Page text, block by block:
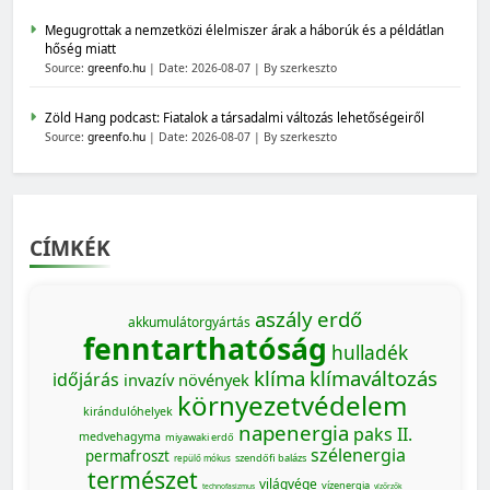
Megugrottak a nemzetközi élelmiszer árak a háborúk és a példátlan
hőség miatt
Source: greenfo.hu Date: 2026-08-07 By szerkeszto
Zöld Hang podcast: Fiatalok a társadalmi változás lehetőségeiről
Source: greenfo.hu Date: 2026-08-07 By szerkeszto
CÍMKÉK
akkumulátorgyártás aszály erdő
fenntarthatóság hulladék
időjárás invazív növények klíma klímaváltozás
kirándulóhelyek környezetvédelem
medvehagyma miyawaki erdő napenergia paks II.
permafroszt repülő mókus szendőfi balázs szélenergia
természet technofasizmus világvége vízenergia vízőrzők